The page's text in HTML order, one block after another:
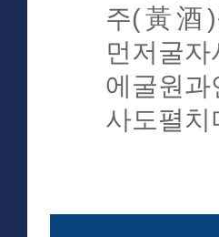
주(黃酒)
먼저굴
에굴원
사도펼